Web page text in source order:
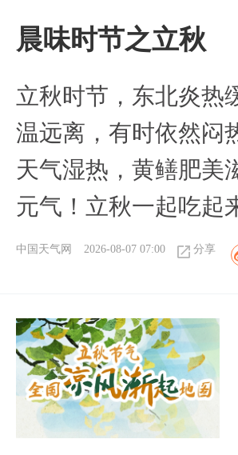
晨味时节之立秋
立秋时节，东北炎热
温远离，有时依然闷
天气湿热，黄鳝肥美
元气！立秋一起吃起
中国天气网 2026-08-07 07:00 分享